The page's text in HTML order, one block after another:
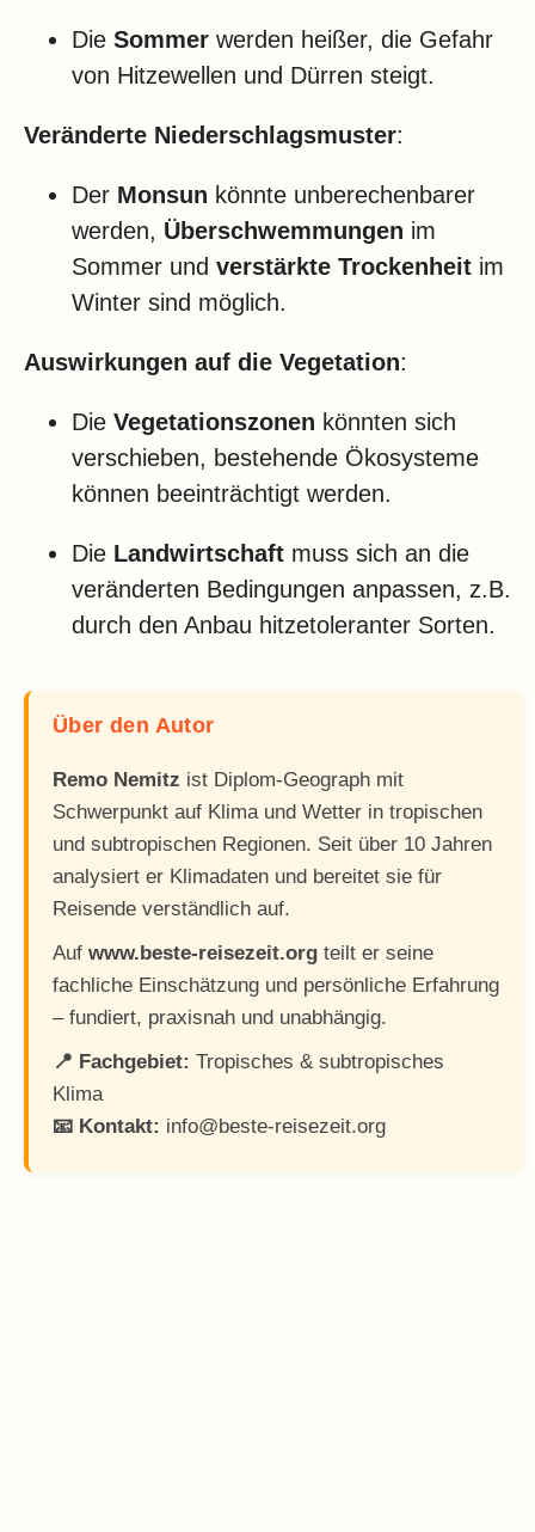
Die Sommer werden heißer, die Gefahr
von Hitzewellen und Dürren steigt.
Veränderte Niederschlagsmuster:
Der Monsun könnte unberechenbarer
werden, Überschwemmungen im
Sommer und verstärkte Trockenheit im
Winter sind möglich.
Auswirkungen auf die Vegetation:
Die Vegetationszonen könnten sich
verschieben, bestehende Ökosysteme
können beeinträchtigt werden.
Die Landwirtschaft muss sich an die
veränderten Bedingungen anpassen, z.B.
durch den Anbau hitzetoleranter Sorten.
Über den Autor
Remo Nemitz ist Diplom-Geograph mit
Schwerpunkt auf Klima und Wetter in tropischen
und subtropischen Regionen. Seit über 10 Jahren
analysiert er Klimadaten und bereitet sie für
Reisende verständlich auf.
Auf www.beste-reisezeit.org teilt er seine
fachliche Einschätzung und persönliche Erfahrung
– fundiert, praxisnah und unabhängig.
📍 Fachgebiet: Tropisches & subtropisches
Klima
📧 Kontakt: info@beste-reisezeit.org